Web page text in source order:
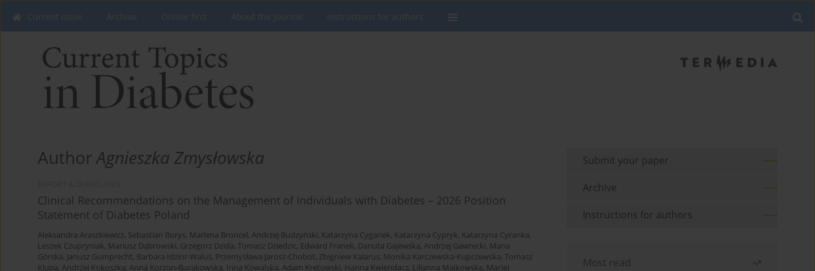
Current issue Archive Online first About the Journal Instructions for authors
AuthorAgnieszka Zmysłowska
Clinical Recommendations on the Management of Individuals with Diabetes – 2026 Position
Statement of Diabetes Poland
Aleksandra Araszkiewicz, Sebastian Borys, Marlena Broncel, Andrzej Budzyński, Katarzyna Cyganek, Katarzyna Cypryk, Katarzyna Cyranka,
Leszek Czupryniak, Mariusz Dąbrowski, Grzegorz Dzida, Tomasz Dziedzic, Edward Franek, Danuta Gajewska, Andrzej Gawrecki, Maria
Górska, Janusz Gumprecht, Barbara Idzior-Waluś, Przemysława Jarosz-Chobot, Zbigniew Kalarus, Monika Karczewska-Kupczewska, Tomasz
Klupa, Andrzej Kokoszka, Anna Korzon-Burakowska, Irina Kowalska, Adam Krętowski, Hanna Kwiendacz, Lilianna Majkowska, Maciej
Submit your paper
Archive
Instructions for authors
Most read